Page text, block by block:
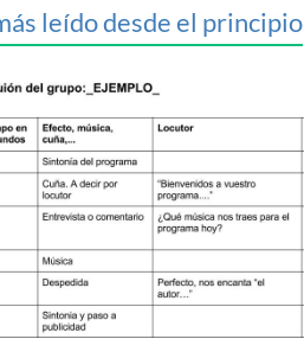
leído desde el principio